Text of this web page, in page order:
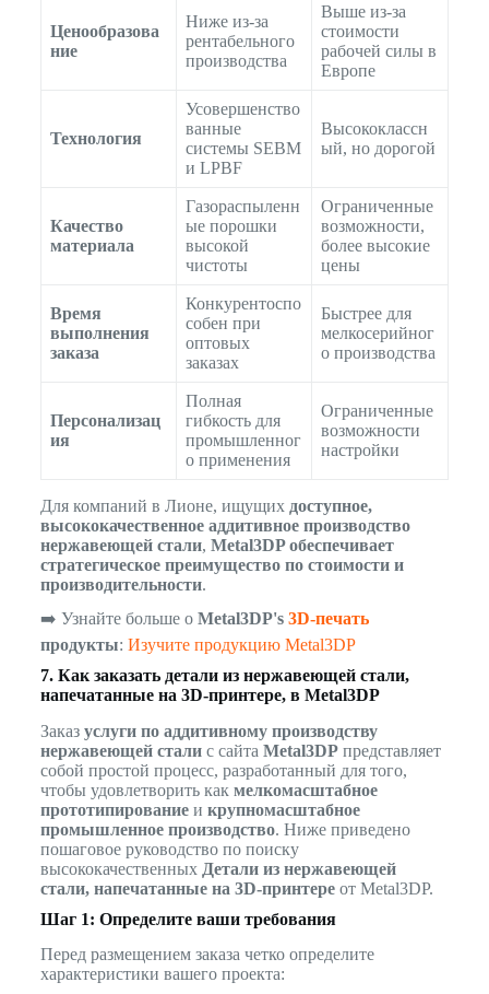
Ценообразова
ние
Ниже из-за
рентабельного
производства
Выше из-за
стоимости
рабочей силы в
Европе
Технология
Усовершенство
ванные
системы SEBM
и LPBF
Высококлассн
ый, но дорогой
Качество
материала
Газораспыленн
ые порошки
высокой
чистоты
Ограниченные
возможности,
более высокие
цены
Время
выполнения
заказа
Конкурентоспо
собен при
оптовых
заказах
Быстрее для
мелкосерийног
о производства
Персонализац
ия
Полная
гибкость для
промышленног
о применения
Ограниченные
возможности
настройки
Для компаний в Лионе, ищущих доступное,
высококачественное аддитивное производство
нержавеющей стали, Metal3DP обеспечивает
стратегическое преимущество по стоимости и
производительности.
➡️ Узнайте больше о Metal3DP's 3D-печать
продукты: Изучите продукцию Metal3DP
7. Как заказать детали из нержавеющей стали,
напечатанные на 3D-принтере, в Metal3DP
Заказ услуги по аддитивному производству
нержавеющей сталис сайта Metal3DPпредставляет
собой простой процесс, разработанный для того,
чтобы удовлетворить как мелкомасштабное
прототипированиеи крупномасштабное
промышленное производство. Ниже приведено
пошаговое руководство по поиску
высококачественных Детали из нержавеющей
стали, напечатанные на 3D-принтереот Metal3DP.
Шаг 1: Определите ваши требования
Перед размещением заказа четко определите
характеристики вашего проекта: